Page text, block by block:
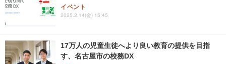
イベント
2025.2.14(金) 15:45
17万人の児童生徒へより良い教育の提供を目指
す、名古屋市の校務DX